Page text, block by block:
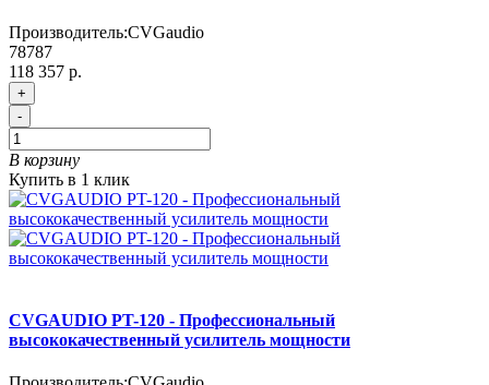
Производитель:CVGaudio
78787
118 357 р.
+
-
В корзину
Купить в 1 клик
CVGAUDIO PT-120 - Профессиональный
высококачественный усилитель мощности